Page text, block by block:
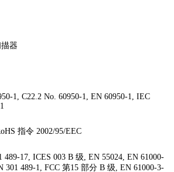
器
1, C22.2 No. 60950-1, EN 60950-1, IEC
指令 2002/95/EEC
489-17, ICES 003 B 级, EN 55024, EN 61000-
301 489-1, FCC 第15 部分 B 级, EN 61000-3-